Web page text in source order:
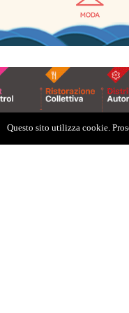
Questo sito utilizza cookie.